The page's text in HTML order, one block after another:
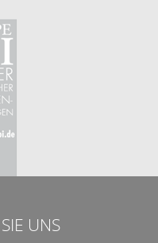
UNS